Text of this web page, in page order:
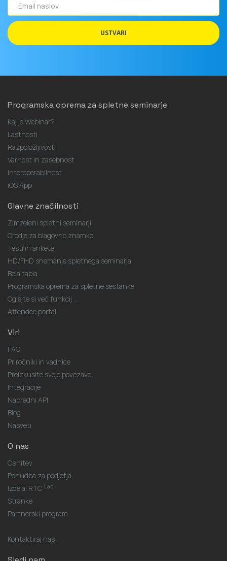
Email
naslov
USTVARI
Programska oprema za spletne seminarje
Kaj je Webinar?
Lastnosti
Razpoložljivost
Varnost in zasebnost
Interoperabilnost
iOS App
Glavne značilnosti
Zimzeleni spletni seminarji
Orodje za blagovno znamko
Testi in ankete
HD/FHD snemanje spletnega seminarja
Bela tabla
Programska oprema za spletne sestanke
Oglejte si več funkcij ...
Attendee portal
Viri
FAQ
Priročniki in vadnice
Preizkusite svojo povezavo
Integracije
Napredni API
Blog
Nasveti
O nas
Cenitev
Ponudba za podjetja
Izdelal RTC Lab
Stranke
Partnerski program
Kontaktiraj nas